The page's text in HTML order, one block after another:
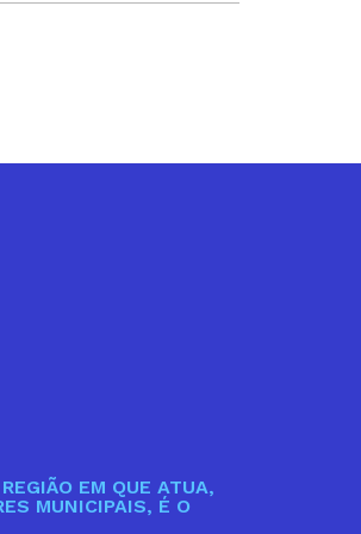
EM QUE ATUA,
MUNICIPAIS, É O